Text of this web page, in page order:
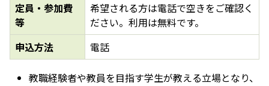
定員・参加費
等
希望される方は電話で空きをご確認く
ださい。利用は無料です。
申込方法
電話
教職経験者や教員を目指す学生が教える立場となり、